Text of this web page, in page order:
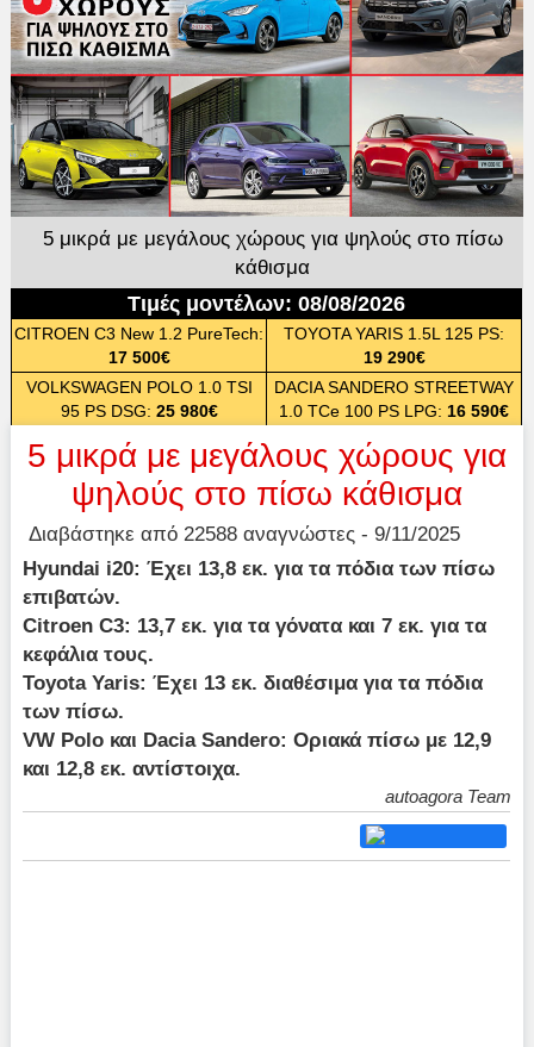
5 μικρά με μεγάλους χώρους για ψηλούς στο πίσω
κάθισμα
Τιμές μοντέλων: 08/08/2026
CITROEN C3 New 1.2 PureTech:
17 500€
TOYOTA YARIS 1.5L 125 PS:
19 290€
VOLKSWAGEN POLO 1.0 TSI
95 PS DSG: 25 980€
DACIA SANDERO STREETWAY
1.0 TCe 100 PS LPG:16 590€
5 μικρά με μεγάλους χώρους για
ψηλούς στο πίσω κάθισμα
Διαβάστηκε από 22588 αναγνώστες - 9/11/2025
Hyundai i20: Έχει 13,8 εκ. για τα πόδια των πίσω
επιβατών.
Citroen C3: 13,7 εκ. για τα γόνατα και 7 εκ. για τα
κεφάλια τους.
Toyota Yaris: Έχει 13 εκ. διαθέσιμα για τα πόδια
των πίσω.
VW Polo και Dacia Sandero: Οριακά πίσω με 12,9
και 12,8 εκ. αντίστοιχα.
autoagora Team